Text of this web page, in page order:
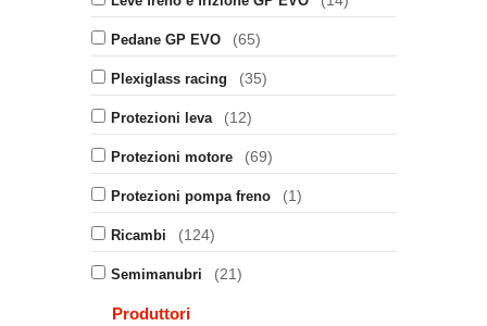
Pedane GP EVO (65)
Plexiglass racing (35)
Protezioni leva (12)
Protezioni motore (69)
Protezioni pompa freno (1)
Ricambi (124)
Semimanubri (21)
Produttori